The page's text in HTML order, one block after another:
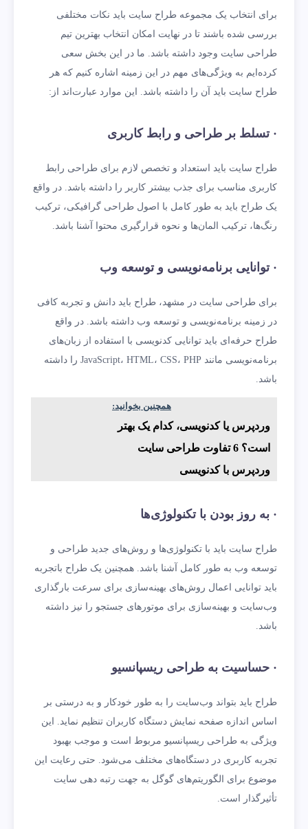
برای انتخاب یک مجموعه طراح سایت باید نکات مختلفی
بررسی شده باشند تا در نهایت امکان انتخاب بهترین تیم
طراحی سایت وجود داشته باشد. ما در این بخش سعی
کرده‌ایم به ویژگی‌های مهم در این زمینه اشاره کنیم که هر
طراح سایت باید آن را داشته باشد. این موارد عبارت‌اند از:
· تسلط بر طراحی و رابط کاربری
طراح سایت باید استعداد و تخصص لازم برای طراحی رابط
کاربری مناسب برای جذب بیشتر کاربر را داشته باشد. در واقع
یک طراح باید به طور کامل با اصول طراحی گرافیکی، ترکیب
رنگ‌ها، ترکیب المان‌ها و نحوه قرارگیری محتوا آشنا باشد.
· توانایی برنامه‌نویسی و توسعه وب
برای طراحی سایت در مشهد، طراح باید دانش و تجربه کافی
در زمینه برنامه‌نویسی و توسعه وب داشته باشد. در واقع
طراح حرفه‌ای باید توانایی کدنویسی با استفاده از زبان‌های
برنامه‌نویسی مانند JavaScript، HTML، CSS، PHP را داشته
باشد.
همچنین بخوانید:
وردپرس یا کدنویسی، کدام یک بهتر
است؟ 6 تفاوت طراحی سایت
وردپرس با کدنویسی
· به روز بودن با تکنولوژی‌ها
طراح سایت باید با تکنولوژی‌ها و روش‌های جدید طراحی و
توسعه وب به طور کامل آشنا باشد. همچنین یک طراح باتجربه
باید توانایی اعمال روش‌های بهینه‌سازی برای سرعت بارگذاری
وب‌سایت و بهینه‌سازی برای موتورهای جستجو را نیز داشته
باشد.
· حساسیت به طراحی ریسپانسیو
طراح باید بتواند وب‌سایت را به طور خودکار و به درستی بر
اساس اندازه صفحه نمایش دستگاه کاربران تنظیم نماید. این
ویژگی به طراحی ریسپانسیو مربوط است و موجب بهبود
تجربه کاربری در دستگاه‌های مختلف می‌شود. حتی رعایت این
موضوع برای الگوریتم‌های گوگل به جهت رتبه دهی سایت
تأثیرگذار است.